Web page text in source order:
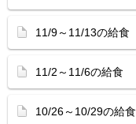
11/9～11/13の給食
11/2～11/6の給食
10/26～10/29の給食